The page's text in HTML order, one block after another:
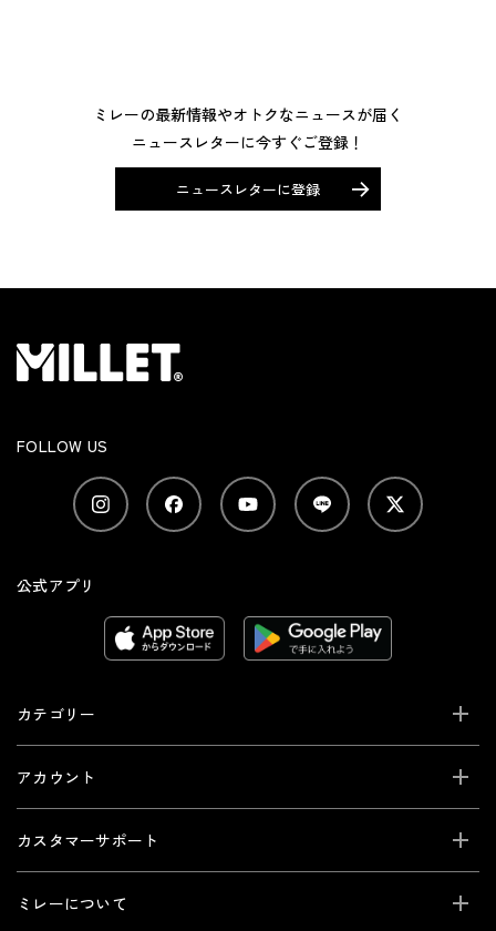
ミレーの最新情報やオトクなニュースが届く
ニュースレターに今すぐご登録！
ニュースレターに登録
FOLLOW US
公式アプリ
カテゴリー
アカウント
カスタマーサポート
ミレーについて